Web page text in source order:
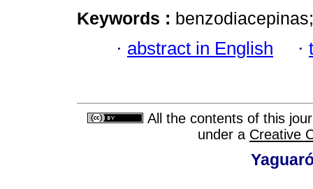
Keywords :
· abstract in English ·
All the contents of this
under a Creative